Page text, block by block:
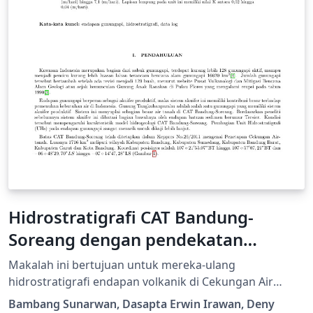
Hidrostratigrafi CAT Bandung-
Soreang dengan pendekatan
analisis log resistivitas dan log
pemboran
Makalah ini bertujuan untuk mereka-ulang
hidrostratigrafi endapan volkanik di Cekungan Air
Tanah (CAT) Bandung-Soreang dengan pendekatan
Bambang Sunarwan, Dasapta Erwin Irawan, Deny